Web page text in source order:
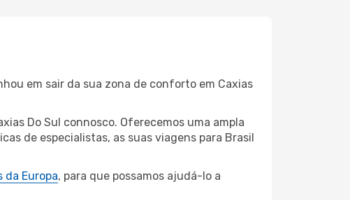
em sair da sua zona de conforto em Caxias
Do Sul connosco. Oferecemos uma ampla
de especialistas, as suas viagens para Brasil
da Europa, para que possamos ajudá-lo a